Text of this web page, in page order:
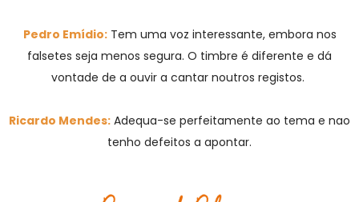
Pedro Emídio:Tem uma voz interessante, embora nos
falsetes seja menos segura. O timbre é diferente e dá
vontade de a ouvir a cantar noutros registos.
Ricardo Mendes: Adequa-se perfeitamente ao tema e nao
tenho defeitos a apontar.